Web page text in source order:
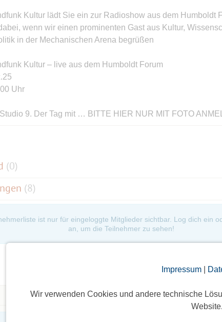
Impressum|
Wir verwenden Cookies und andere technische
Website.
Kultur lädt Sie ein zur Radioshow aus dem Humboldt
wenn wir einen prominenten Gast aus Kultur,
in der Mechanischen Arena begrüßen
Kultur – live aus dem Humboldt Forum
Uhr
9. Der Tag mit … BITTE HIER NUR MIT FOTO
FRÜHER ZU KOMMEN! spätestens 11:20
weil wegen beliebigem Erscheinen einzelner Besis sich die
(0)
(8)
ist nur für eingeloggte Mitglieder sichtbar. Log dich ein
an, um die Teilnehmer zu sehen!